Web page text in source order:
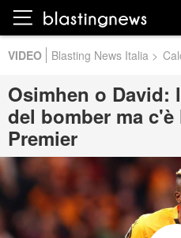
VIDEO Blasting News Italia >
Osimhen o David:
del bomber ma
Premier